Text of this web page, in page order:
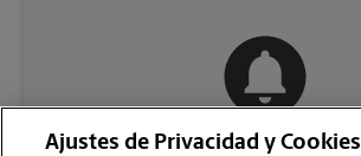
Ajustes de Privacidad y Cookies